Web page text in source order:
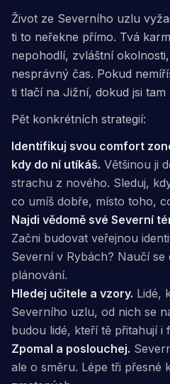
Život ze Severního uzlu
ti to neřekne přímo. Tvá
nepohodlí, zvláštní
nesprávný čas. Pokud
ti tlačí na Jižní, dokud jsi tam
Pět konkrétních strategií:
Identifikuj svou comfort
kdy do ní utíkáš. Většinou ji
strachu z nového. Sleduj,
co umíš dobře, místo toho,
Najdi vědomě své Severní
Začni budovat veřejnou
Severní v Rybách? Naučí se
plánování.
Hledej učitele a vzory. Lidé,
Severního uzlu, od nich se
budou lidé, kteří tě přitahují i
Zpomal a poslouchej.
ale o směru. Lépe tři přesné